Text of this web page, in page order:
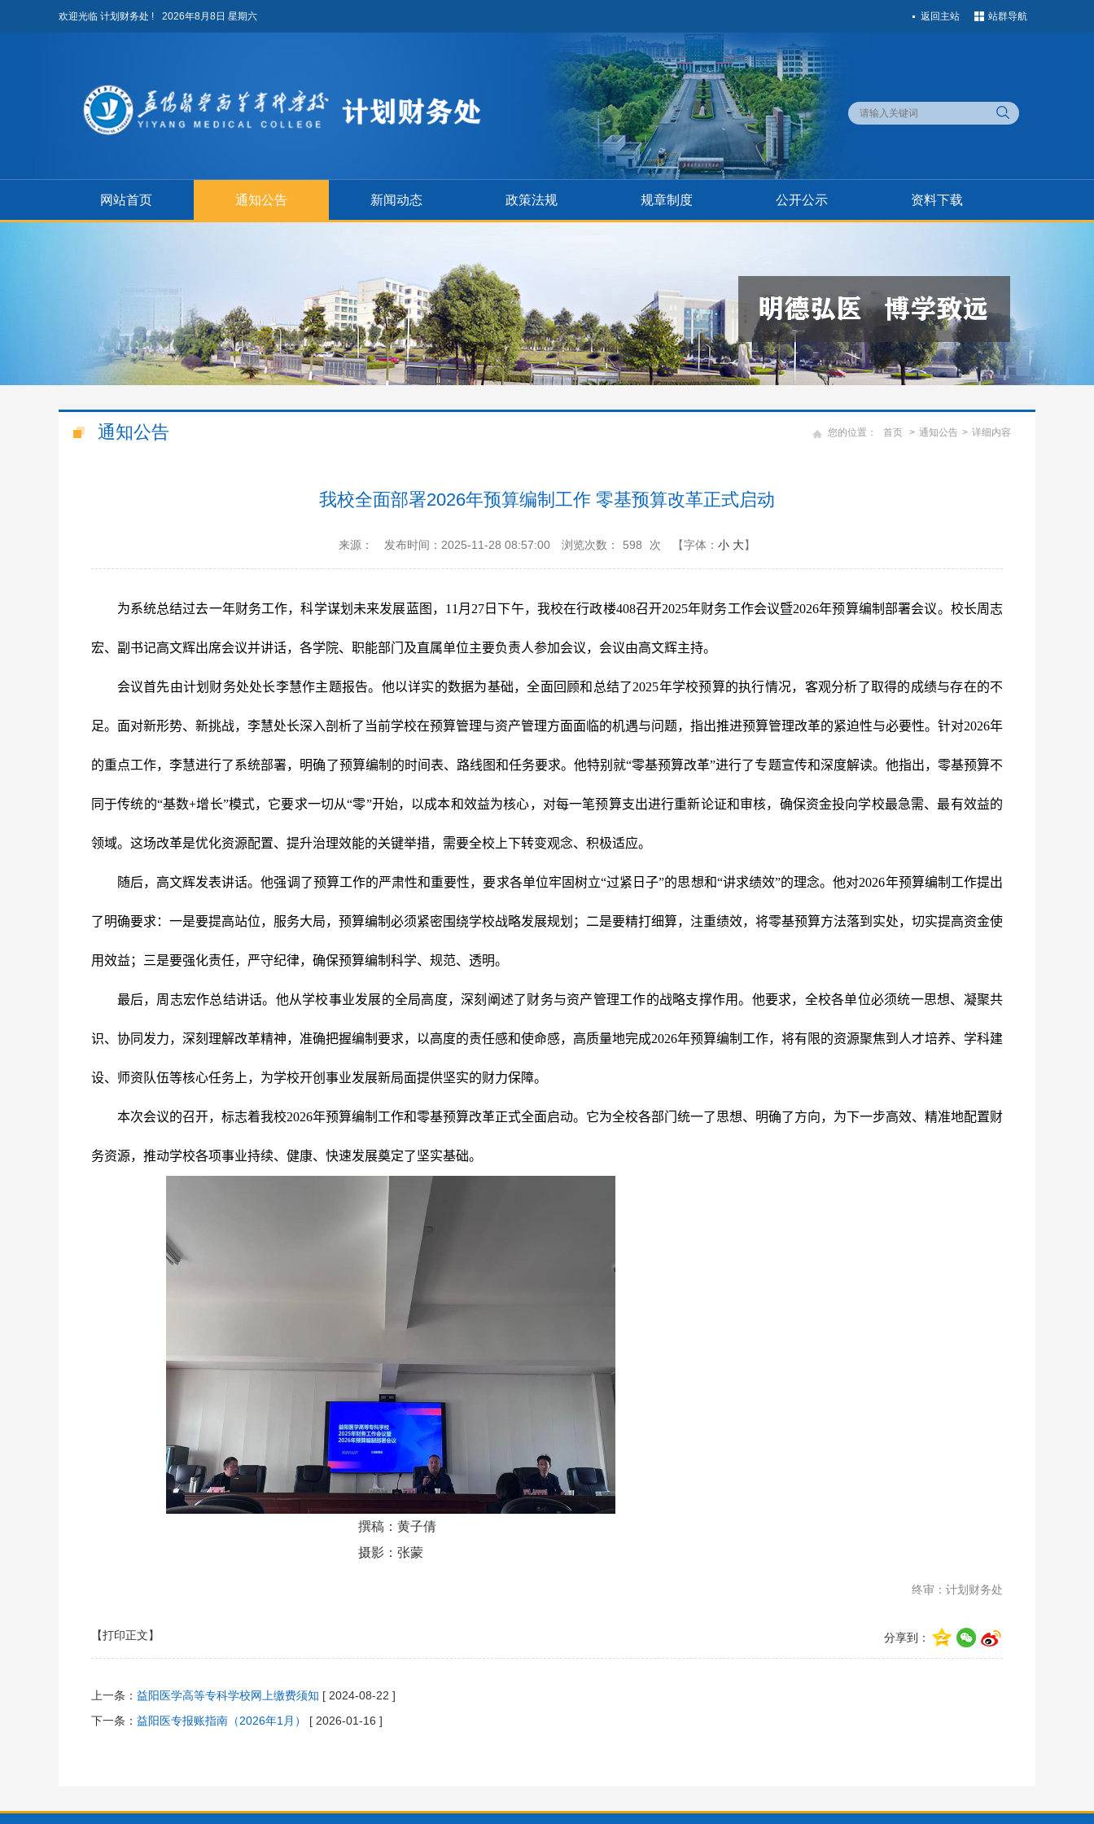
返回主站 站群导航
欢迎光临 计划财务处 ! 2026年8月8日 星期六
网站首页 通知公告 新闻动态 政策法规 规章制度 公开公示 资料下载
您的位置： 首页 > 通知公告 > 详细内容
通知公告
我校全面部署2026年预算编制工作 零基预算改革正式启动
来源： 发布时间：2025-11-28 08:57:00 浏览次数： 598 次 【字体： 小 大】
为系统总结过去一年财务工作，科学谋划未来发展蓝图， 11月27日下午，我校在行政楼408召开2025年财务工作会议暨2026年预算编制部署会议。校长周志
宏、 副书记高文辉出席会议并讲话，各学院、职能部门及直属单位主要负责人参加会议， 会议由高文辉主持。
会议首先由计划财务处处长李慧作主题报告。 他以详实的数据为基础，全面回顾和总结了2025年学校预算的执行情况，客观分析了取得的成绩与存在的不
足。面对新形势、新挑战，李慧处长深入剖析了当前学校在预算管理与资产管理方面面临的机遇与问题，指出推进预算管理改革的紧迫性与必要性。针对2026年
的重点工作，李慧进行了系统部署，明确了预算编制的时间表、路线图和任务要求。他特别就“零基预算改革”进行了专题宣传和深度解读。 他指出，零基预算不
同于传统的“基数+增长”模式，它要求一切从“零”开始，以成本和效益为核心，对每一笔预算支出进行重新论证和审核，确保资金投向学校最急需、最有效益的
领域。这场改革是优化资源配置、提升治理效能的关键举措，需要全校上下转变观念、积极适应。
随后， 高文辉发表讲话。他强调了预算工作的严肃性和重要性，要求各单位牢固树立“过紧日子”的思想和“讲求绩效”的理念。他对2026年预算编制工作提出
了明确要求：一是要提高站位，服务大局，预算编制必须紧密围绕学校战略发展规划；二是要精打细算，注重绩效，将零基预算方法落到实处，切实提高资金使
用效益；三是要强化责任，严守纪律，确保预算编制科学、规范、透明。
最后， 周志宏作总结讲话。他从学校事业发展的全局高度，深刻阐述了财务与资产管理工作的战略支撑作用。他要求，全校各单位必须统一思想、凝聚共
识、协同发力，深刻理解改革精神，准确把握编制要求，以高度的责任感和使命感，高质量地完成2026年预算编制工作，将有限的资源聚焦到人才培养、学科建
设、师资队伍等核心任务上，为学校开创事业发展新局面提供坚实的财力保障。
本次会议的召开，标志着我校2026年预算编制工作和零基预算改革正式全面启动。它为全校各部门统一了思想、明确了方向，为下一步高效、精准地配置财
务资源，推动学校各项事业持续、健康、快速发展奠定了坚实基础。
撰稿：黄子倩
摄影：张蒙
终审：计划财务处
分享到：
【打印正文】
上一条： 益阳医学高等专科学校网上缴费须知 [ 2024-08-22 ]
下一条： 益阳医专报账指南（2026年1月） [ 2026-01-16 ]